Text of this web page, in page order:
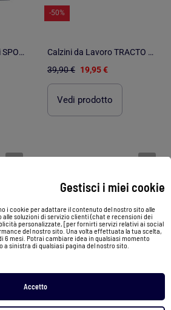
Gestisci i miei cookie
i cookie per adattare il contenuto del nostro sito alle
soluzioni di servizio clienti (chat e recensioni dei
personalizzate, [per fornirti servizi relativi ai social
del nostro sito. Una volta effettuata la tua scelta,
6 mesi. Potrai cambiare idea in qualsiasi momento
a sinistra di qualsiasi pagina del nostro sito.
Accetto
Confezione da 4 calzini SPORT HEAD PERFORMANCE
-50%
Calzini da Lavoro TRACTO Qualità Pro - Confezione da 4
39,90 € 19,95 €
Vedi prodotto
1/2 1/2